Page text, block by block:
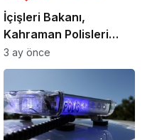
İçişleri Bakanı,
Kahraman Polisleri
Ziyaret Etti
3 ay önce